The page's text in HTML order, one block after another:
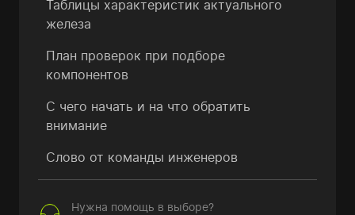
Таблицы характеристик актуального
железа
План проверок при подборе
компонентов
С чего начать и на что обратить
внимание
Слово от команды инженеров
Нужна помощь в выборе?